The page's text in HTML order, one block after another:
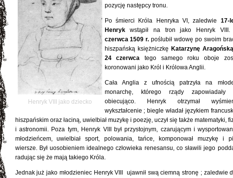
Henryk VIII jako dziecko
pozycję następcy tronu.
Po śmierci Króla Henryka VI, zaledwie 17-
Henrykwstąpił na tron jako Henryk VIII.
czerwca 1509 r. poślubił wdowę po swoim
hiszpańską księżniczkę Katarzynę Aragońską
24 czerwca tego samego roku oboje
koronowani jako Król i Królowa Anglii.
Cała Anglia z ufnością patrzyła na
monarchę, którego rządy zapowiadały
obiecująco. Henryk otrzymał
wykształcenie ; biegle władał językiem
hiszpańskim oraz łaciną, uwielbiał muzykę i poezję, uczył się także matematyki,
i astronomii. Poza tym, Henryk VIII był przystojnym, czarującym i
młodzieńcem, uwielbiał sport, polowania, tańce, komponował muzykę i
wiersze. Był uosobieniem idealnego człowieka renesansu, co sławili jego
radując się że mają takiego Króla.
Jednak już jako młodzieniec Henryk VIII ujawnił swą ciemną stronę ; zaledwie